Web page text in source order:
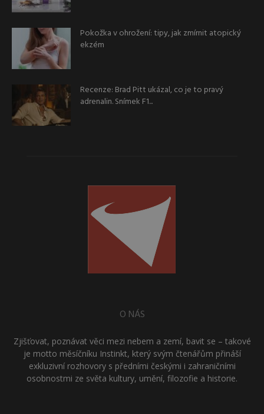
Pokožka v ohrožení: tipy, jak zmírnit atopický
ekzém
Recenze: Brad Pitt ukázal, co je to pravý
adrenalin. Snímek F1...
O NÁS
Zjišťovat, poznávat věci mezi nebem a zemí, bavit se – takové
je motto měsíčníku Instinkt, který svým čtenářům přináší
exkluzivní rozhovory s předními českými i zahraničními
osobnostmi ze světa kultury, umění, filozofie a historie.